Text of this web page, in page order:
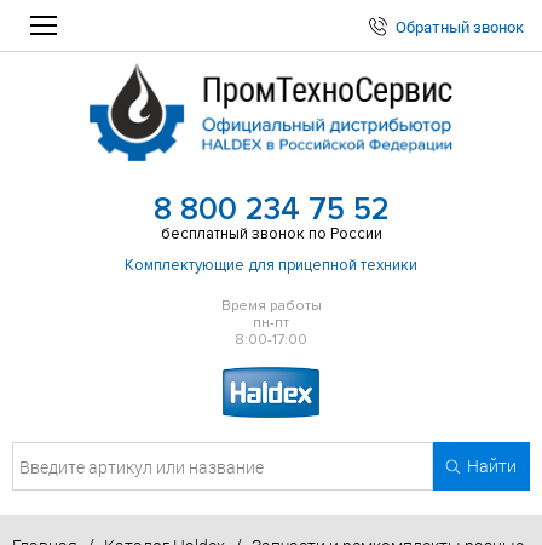
Обратный звонок
8 800 234 75 52
бесплатный звонок по России
Комплектующие для прицепной техники
Время работы
пн-пт
8:00-17:00
Найти